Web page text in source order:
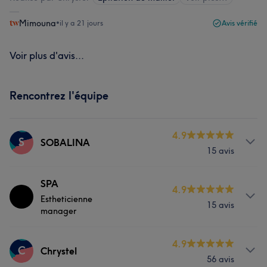
Mimouna•il y a 21 jours Avis vérifié
Voir plus d'avis...
Rencontrez l'équipe
S SOBALINA
4.9
15 avis
Prestations
Corps Massage
SPA
Estheticienne
manager
4.9
15 avis
Prestations
C Chrystel
4.9
56 avis